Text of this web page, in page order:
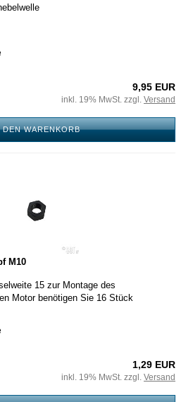
9,95 EUR
inkl. 19% MwSt. zzgl. Versand
DEN WARENKORB
M10
15 zur Montage des
Motor benötigen Sie 16 Stück
1,29 EUR
inkl. 19% MwSt. zzgl. Versand